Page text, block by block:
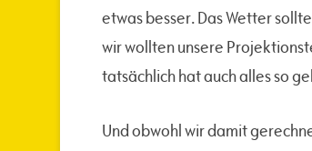
etwas besser. Das Wetter
wir wollten unsere
tatsächlich hat auch alles so
Und obwohl wir damit